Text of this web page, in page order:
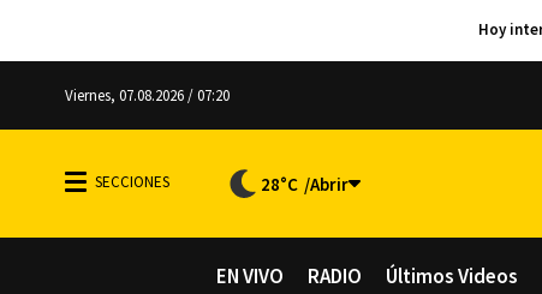
Viernes, 07.08.2026 / 07:20
28°C
EN VIVO RADIO Últimos Videos